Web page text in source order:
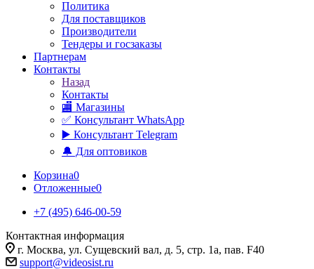
Политика
Для поставщиков
Производители
Тендеры и госзаказы
Партнерам
Контакты
Назад
Контакты
🏬 Магазины
✅️ Консультант WhatsApp
▶️ Консультант Telegram
🔔 Для оптовиков
Корзина0
Отложенные0
+7 (495) 646-00-59
Контактная информация
г. Москва, ул. Сущевский вал, д. 5, стр. 1а, пав. F40
support@videosist.ru